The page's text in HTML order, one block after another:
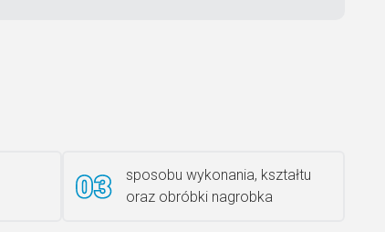
Rzeźba ANZK-60-BR-L
sposobu wykonania, kształtu
oraz obróbki nagrobka